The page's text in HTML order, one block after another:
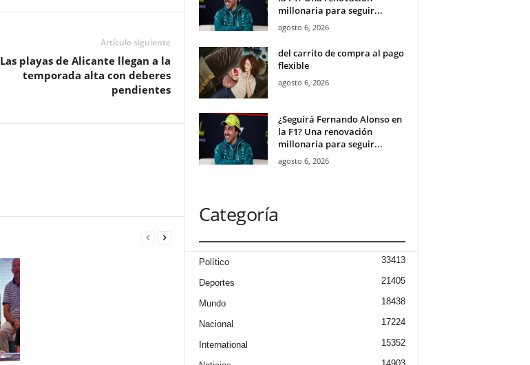
Artículo siguiente
Las playas de Alicante llegan a la
temporada alta con deberes
pendientes
millonaria para seguir...
agosto 6, 2026
del carrito de compra al pago
flexible
agosto 6, 2026
¿Seguirá Fernando Alonso en
la F1? Una renovación
millonaria para seguir...
agosto 6, 2026
Categoría
Político 33413
Deportes 21405
Mundo 18438
Nacional 17224
International 15352